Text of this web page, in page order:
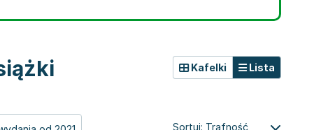
Kafelki Lista
Sortuj: Trafność